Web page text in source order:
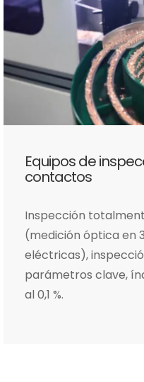
Equipos de
contactos
Inspección
(medición óptica en
eléctricas),
parámetros clave,
al 0,1 %.